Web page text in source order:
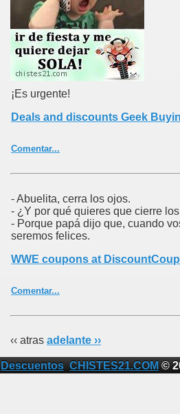
¡Es urgente!
Deals and discounts Geek
Comentar...
- Abuelita, cerra los ojos.
- ¿Y por qué quieres que cierre
- Porque papá dijo que, cuando
seremos felices.
WWE coupons at
Comentar...
‹‹ atras adelante ››
Descuentos CHISTES21.COM ©